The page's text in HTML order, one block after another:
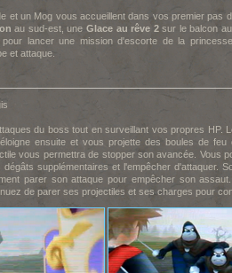
et un Mog vous accueillent dans vos premier pas
au sud-est, une Glace au rêve 2sur le balcon
lancer une mission d'escorte de la
et attaque.
du boss tout en surveillant vos propres HP.
ensuite et vous projette des boules de feu
vous permettra de stopper son avancée. Vous
supplémentaires et l'empêcher d'attaquer.
parer son attaque pour empêcher son
de parer ses projectiles et ses charges pour